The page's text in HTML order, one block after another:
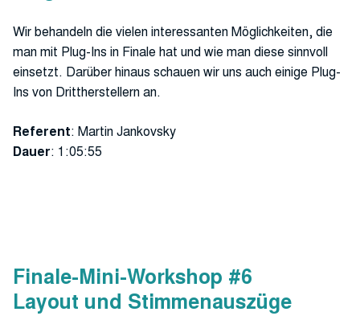
Wir behandeln die vielen interessanten Möglichkeiten, die
man mit Plug-Ins in Finale hat und wie man diese sinnvoll
einsetzt. Darüber hinaus schauen wir uns auch einige Plug-
Ins von Drittherstellern an.
Referent: Martin Jankovsky
Dauer: 1:05:55
Finale-Mini-Workshop #6
Layout und Stimmenauszüge